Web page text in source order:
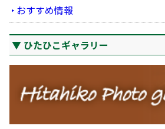
おすすめ情報
ひたひこギャラリー